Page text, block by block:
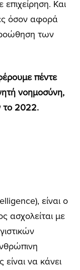
Και
όσον αφορά
των
πέντε
νοημοσύνη,
το 2022.
είναι ο
ασχολείται με
να κάνει